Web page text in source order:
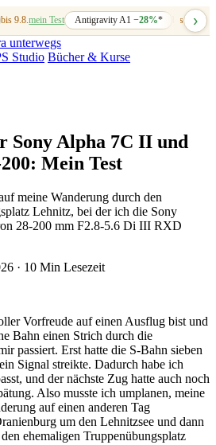
bis 9.8.mein Test Antigravity A1 −28%* bis 7.8.
›
unterwegs
Studio Bücher & Kurse
Sony Alpha 7C II und
Mein Test
meine Wanderung durch den
Lehnitz, bei der ich die Sony
28-200 mm F2.8-5.6 Di III RXD
· 10 Min Lesezeit
Vorfreude auf einen Ausflug bist und
Bahn einen Strich durch die
passiert. Erst hatte die S-Bahn sieben
Signal streikte. Dadurch habe ich
und der nächste Zug hatte auch noch
Also musste ich umplanen, meine
auf einen anderen Tag
um den Lehnitzsee und dann
ehemaligen Truppenübungsplatz